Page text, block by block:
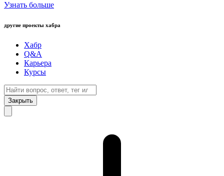
Узнать больше
другие проекты хабра
Хабр
Q&A
Карьера
Курсы
Закрыть